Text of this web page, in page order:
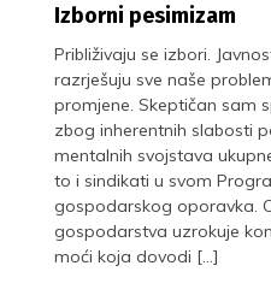
Izborni pesimizam
Približivaju se izbori.
razrješuju sve naše
promjene. Skeptičan sam
zbog inherentnih slabosti
mentalnih svojstava
to i sindikati u svom
gospodarskog oporavka.
gospodarstva uzrokuje
moći koja dovodi […]